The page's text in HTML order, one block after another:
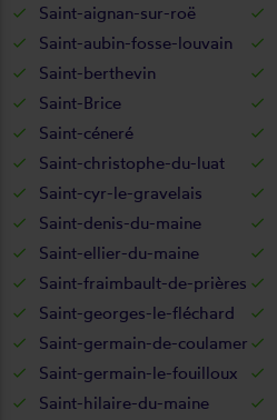
Saint-aignan-sur-roë
Saint-aubin-fosse-louvain
Saint-berthevin
Saint-Brice
Saint-céneré
Saint-christophe-du-luat
Saint-cyr-le-gravelais
Saint-denis-du-maine
Saint-ellier-du-maine
Saint-fraimbault-de-prières
Saint-georges-le-fléchard
Saint-germain-de-coulamer
Saint-germain-le-fouilloux
Saint-hilaire-du-maine